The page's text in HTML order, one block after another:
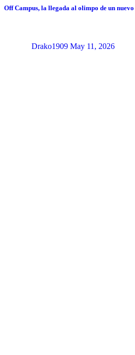
Off Campus, la llegada al olimpo de un
Drako1909 May 11, 2026